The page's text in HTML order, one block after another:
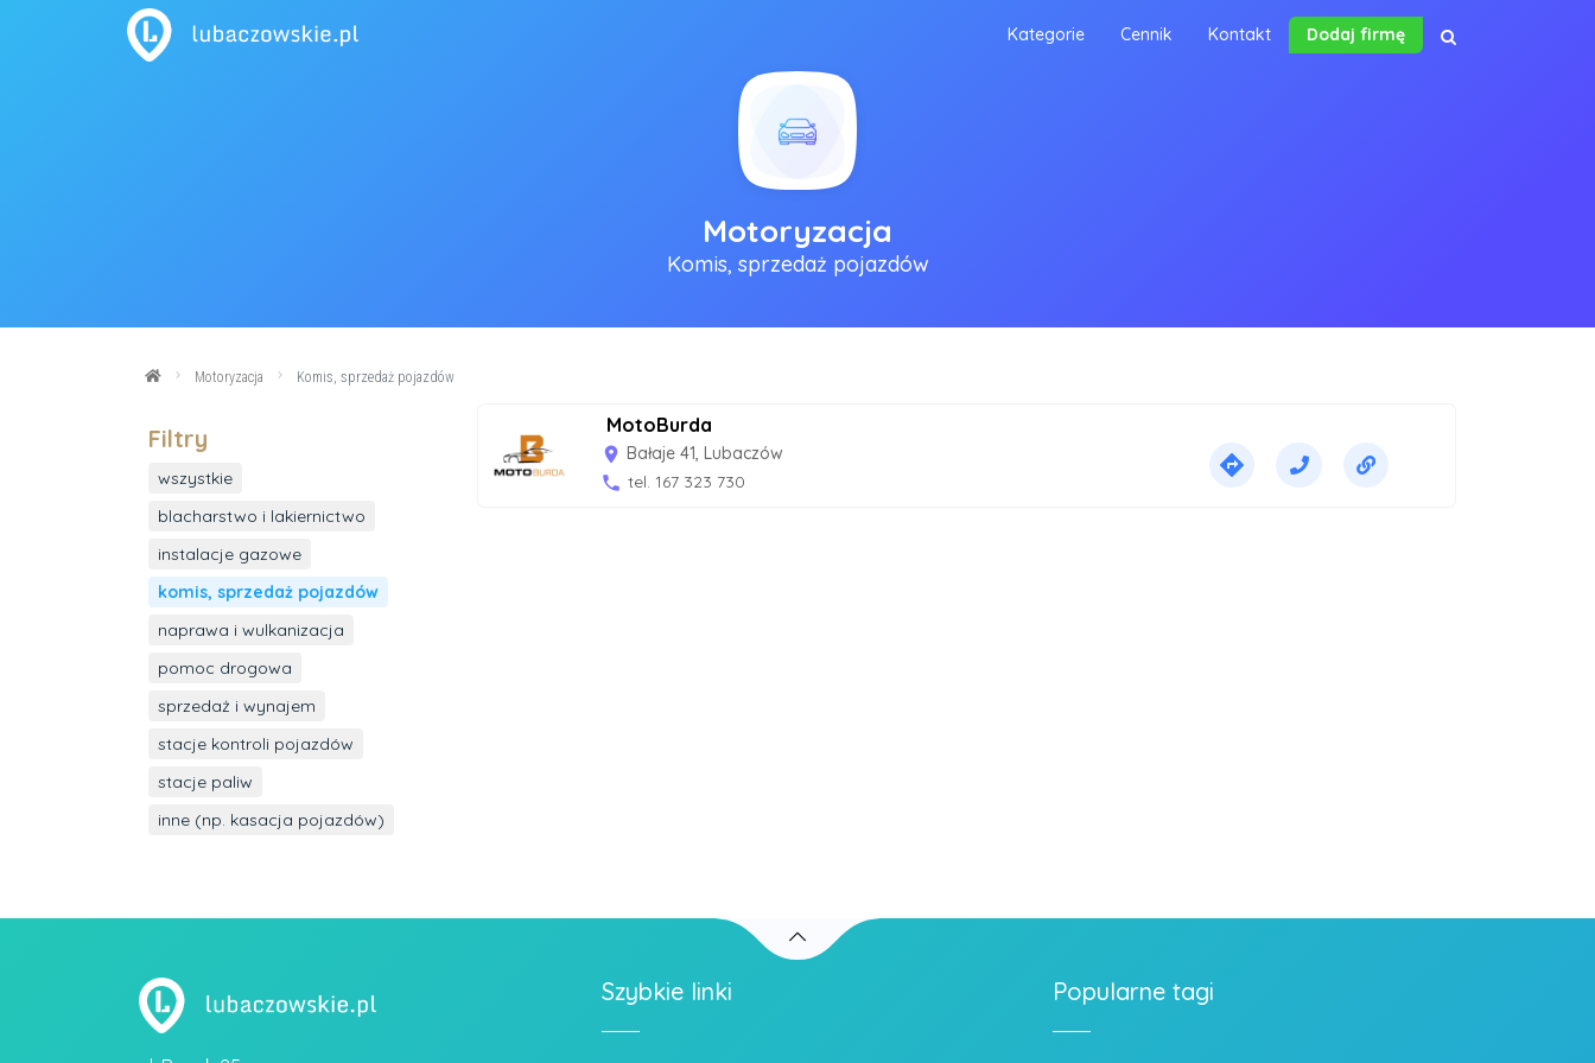
Kategorie Cennik Kontakt Dodaj firmę
Motoryzacja
Komis, sprzedaż pojazdów
Motoryzacja Komis, sprzedaż pojazdów
Filtry
wszystkie
blacharstwo i lakiernictwo
instalacje gazowe
komis, sprzedaż pojazdów
naprawa i wulkanizacja
pomoc drogowa
sprzedaż i wynajem
stacje kontroli pojazdów
stacje paliw
inne (np. kasacja pojazdów)
MotoBurda
room Bałaje 41, Lubaczów
phone tel. 167 323 730
directions
Szybkie linki Popularne tagi